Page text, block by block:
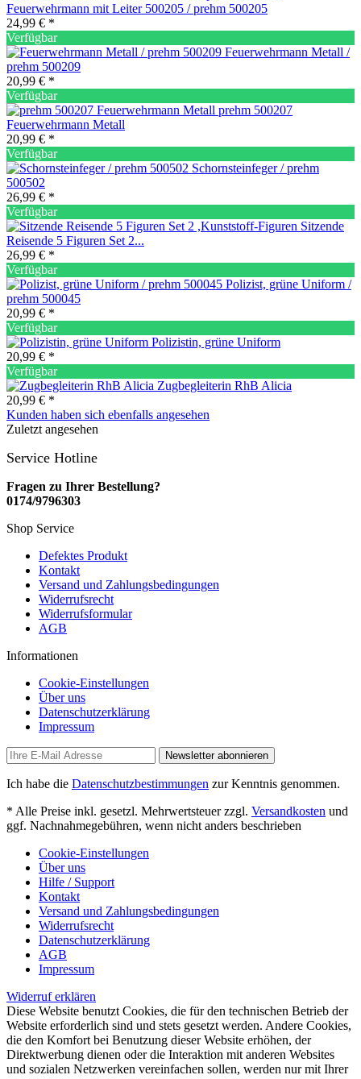
Feuerwehrmann mit Leiter 500205 / prehm 500205
24,99 € *
Verfügbar
Feuerwehrmann Metall /
prehm 500209
20,99 € *
Verfügbar
prehm 500207
Feuerwehrmann Metall
20,99 € *
Verfügbar
Schornsteinfeger / prehm
500502
26,99 € *
Verfügbar
Sitzende
Reisende 5 Figuren Set 2...
26,99 € *
Verfügbar
Polizist, grüne Uniform /
prehm 500045
20,99 € *
Verfügbar
Polizistin, grüne Uniform
20,99 € *
Verfügbar
Zugbegleiterin RhB Alicia
20,99 € *
Kunden haben sich ebenfalls angesehen
Zuletzt angesehen
Service Hotline
Fragen zu Ihrer Bestellung?
0174/9796303
Shop Service
Defektes Produkt
Kontakt
Versand und Zahlungsbedingungen
Widerrufsrecht
Widerrufsformular
AGB
Informationen
Cookie-Einstellungen
Über uns
Datenschutzerklärung
Impressum
Newsletter abonnieren
Ich habe die Datenschutzbestimmungen zur Kenntnis genommen.
* Alle Preise inkl. gesetzl. Mehrwertsteuer zzgl. Versandkosten und
ggf. Nachnahmegebühren, wenn nicht anders beschrieben
Cookie-Einstellungen
Über uns
Hilfe / Support
Kontakt
Versand und Zahlungsbedingungen
Widerrufsrecht
Datenschutzerklärung
AGB
Impressum
Widerruf erklären
Diese Website benutzt Cookies, die für den technischen Betrieb der
Website erforderlich sind und stets gesetzt werden. Andere Cookies,
die den Komfort bei Benutzung dieser Website erhöhen, der
Direktwerbung dienen oder die Interaktion mit anderen Websites
und sozialen Netzwerken vereinfachen sollen, werden nur mit Ihrer